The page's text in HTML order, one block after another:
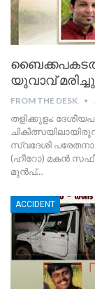
യുവാവ് മരിച്ചു
FROM THE DESK
തളിക്കുളം:
സ്വദേശി
(ഹീറോ) മകൻ
മുൻപ്…
ACCIDENT